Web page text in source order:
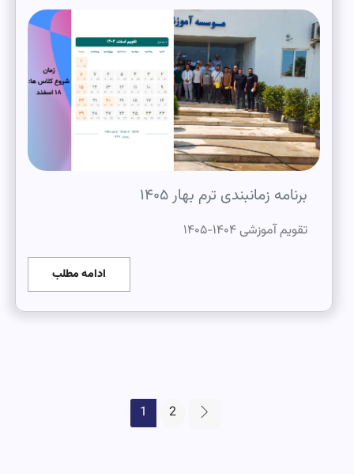
برنامه زمانبندی ترم بهار ۱۴۰۵
تقویم آموزشی ۱۴۰۴-۱۴۰۵
ادامه مطلب
1 2